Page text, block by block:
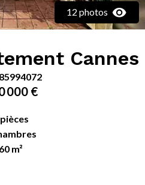
12 photos
Cannes
000 €
60 m²